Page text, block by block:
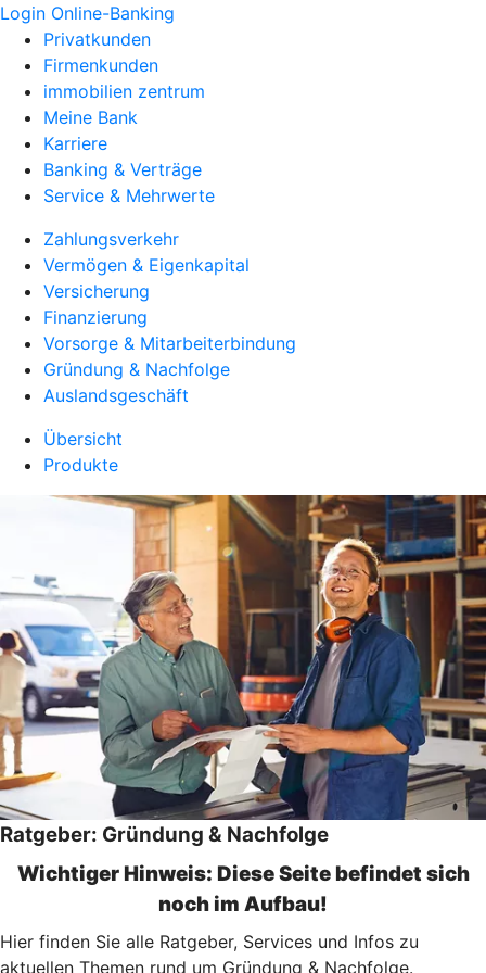
Login Online-Banking
Privatkunden
Firmenkunden
immobilien zentrum
Meine Bank
Karriere
Banking & Verträge
Service & Mehrwerte
Zahlungsverkehr
Vermögen & Eigenkapital
Versicherung
Finanzierung
Vorsorge & Mitarbeiterbindung
Gründung & Nachfolge
Auslandsgeschäft
Übersicht
Produkte
Ratgeber: Gründung & Nachfolge
Wichtiger Hinweis: Diese Seite befindet sich
noch im Aufbau!
Hier finden Sie alle Ratgeber, Services und Infos zu
aktuellen Themen rund um Gründung & Nachfolge.